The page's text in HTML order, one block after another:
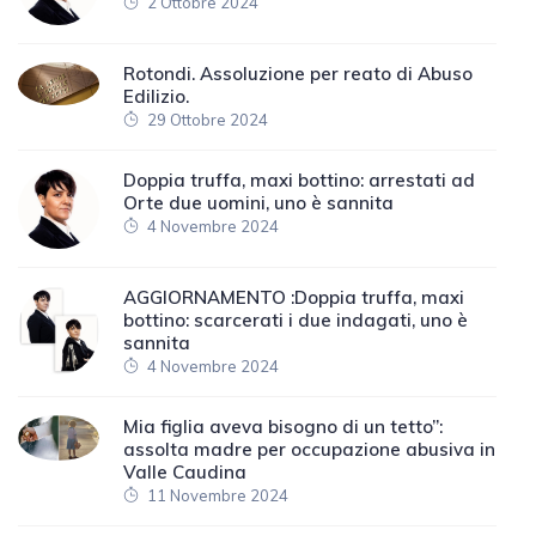
Rotondi. Assoluzione per reato di Abuso
Edilizio.
29 Ottobre 2024
Doppia truffa, maxi bottino: arrestati ad
Orte due uomini, uno è sannita
4 Novembre 2024
AGGIORNAMENTO :Doppia truffa, maxi
bottino: scarcerati i due indagati, uno è
sannita
4 Novembre 2024
Mia figlia aveva bisogno di un tetto”:
assolta madre per occupazione abusiva in
Valle Caudina
11 Novembre 2024